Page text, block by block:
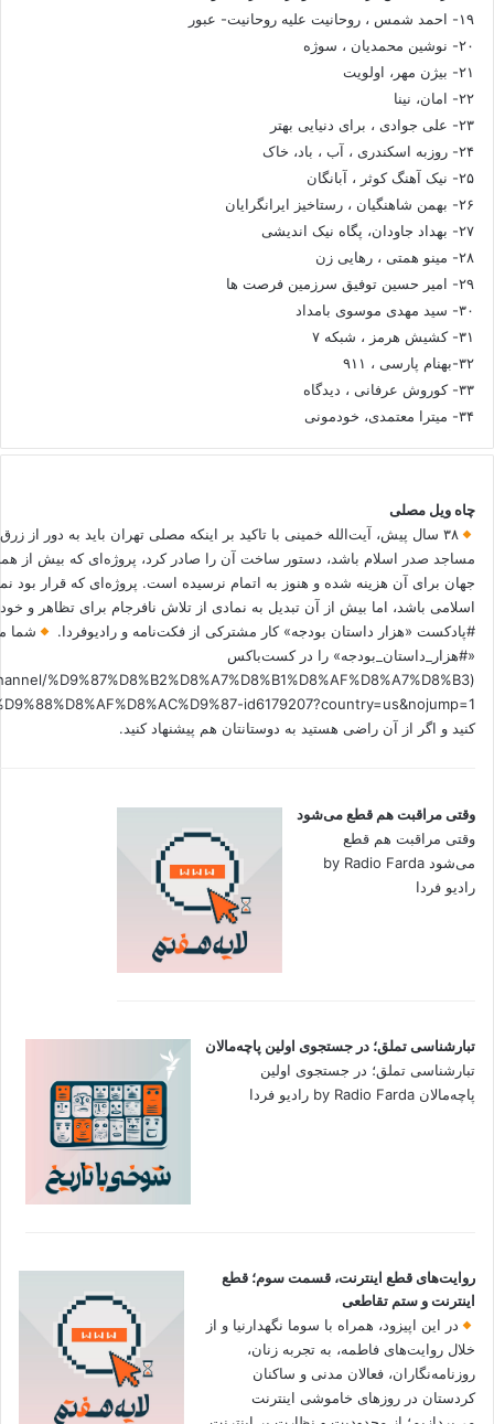
۱۹- احمد شمس ، روحانیت علیه روحانیت- عبور
۲۰- نوشین محمدیان ، سوژه
۲۱- بیژن مهر، اولویت
۲۲- امان، نینا
۲۳- علی جوادی ، برای دنیایی بهتر
۲۴- روزبه اسکندری ، آب ، باد، خاک
۲۵- نیک آهنگ کوثر ، آبانگان
۲۶- بهمن شاهنگیان ، رستاخیز ایرانگرایان
۲۷- بهداد جاودان، پگاه نیک اندیشی
۲۸- مینو همتی ، رهایی زن
۲۹- امیر حسین توفیق سرزمین فرصت ها
۳۰- سید مهدی موسوی بامداد
۳۱- کشیش هرمز ، شبکه ۷
۳۲-بهنام پارسی ، ۹۱۱
۳۳- کوروش عرفانی ، دیدگاه
۳۴- میترا معتمدی، خودمونی
چاه ویل مصلی
۳۸ سال پیش، آیت‌الله خمینی با تاکید بر اینکه مصلی تهران باید به دور از
مساجد صدر اسلام باشد، دستور ساخت آن را صادر کرد، پروژه‌ای که بیش از
جهان برای آن هزینه شده و هنوز به اتمام نرسیده است. پروژه‌ای که قرار بود
اسلامی باشد، اما بیش از آن تبدیل به نمادی از تلاش نافرجام برای تظاهر و
#پادکست «هزار داستان بودجه» کار مشترکی از فکت‌نامه و رادیوفردا.
شما
«#هزار_داستان_بودجه» را در کست‌باکس
%D9%87%D8%B2%D8%A7%D8%B1%D8%AF%D8%A7%D8%B3
کنید و اگر از آن راضی هستید به دوستانتان هم پیشنهاد کنید.
وقتی مراقبت هم قطع می‌شود
وقتی مراقبت هم قطع
می‌شود by Radio Farda
رادیو فردا
تبارشناسی تملق؛ در جستجوی اولین‌ پاچه‌مالان
تبارشناسی تملق؛ در جستجوی اولین‌
پاچه‌مالان by Radio Farda رادیو فردا
روایت‌های قطع اینترنت، قسمت سوم؛ قطع
اینترنت و ستم تقاطعی
در این اپیزود، همراه با سوما نگهدارنیا و از
خلال روایت‌های فاطمه، به تجربه زنان،
روزنامه‌نگاران، فعالان مدنی و ساکنان
کردستان در روزهای خاموشی اینترنت